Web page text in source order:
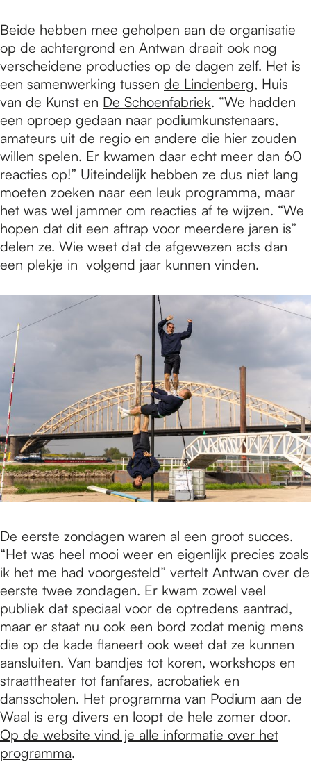
Beide hebben mee geholpen aan de organisatie
op de achtergrond en Antwan draait ook nog
verscheidene producties op de dagen zelf. Het is
een samenwerking tussen de Lindenberg, Huis
van de Kunst en De Schoenfabriek. “We hadden
een oproep gedaan naar podiumkunstenaars,
amateurs uit de regio en andere die hier zouden
willen spelen. Er kwamen daar echt meer dan 60
reacties op!” Uiteindelijk hebben ze dus niet lang
moeten zoeken naar een leuk programma, maar
het was wel jammer om reacties af te wijzen. “We
hopen dat dit een aftrap voor meerdere jaren is”
delen ze. Wie weet dat de afgewezen acts dan
een plekje in volgend jaar kunnen vinden.
De eerste zondagen waren al een groot succes.
“Het was heel mooi weer en eigenlijk precies zoals
ik het me had voorgesteld” vertelt Antwan over de
eerste twee zondagen. Er kwam zowel veel
publiek dat speciaal voor de optredens aantrad,
maar er staat nu ook een bord zodat menig mens
die op de kade flaneert ook weet dat ze kunnen
aansluiten. Van bandjes tot koren, workshops en
straattheater tot fanfares, acrobatiek en
dansscholen. Het programma van Podium aan de
Waal is erg divers en loopt de hele zomer door.
Op de website vind je alle informatie over het
programma.